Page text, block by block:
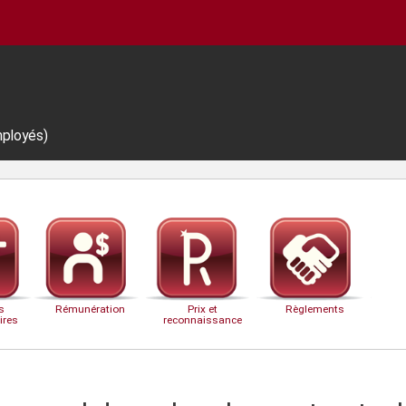
Rémunération
Prix et
reconnaissance
Règlements